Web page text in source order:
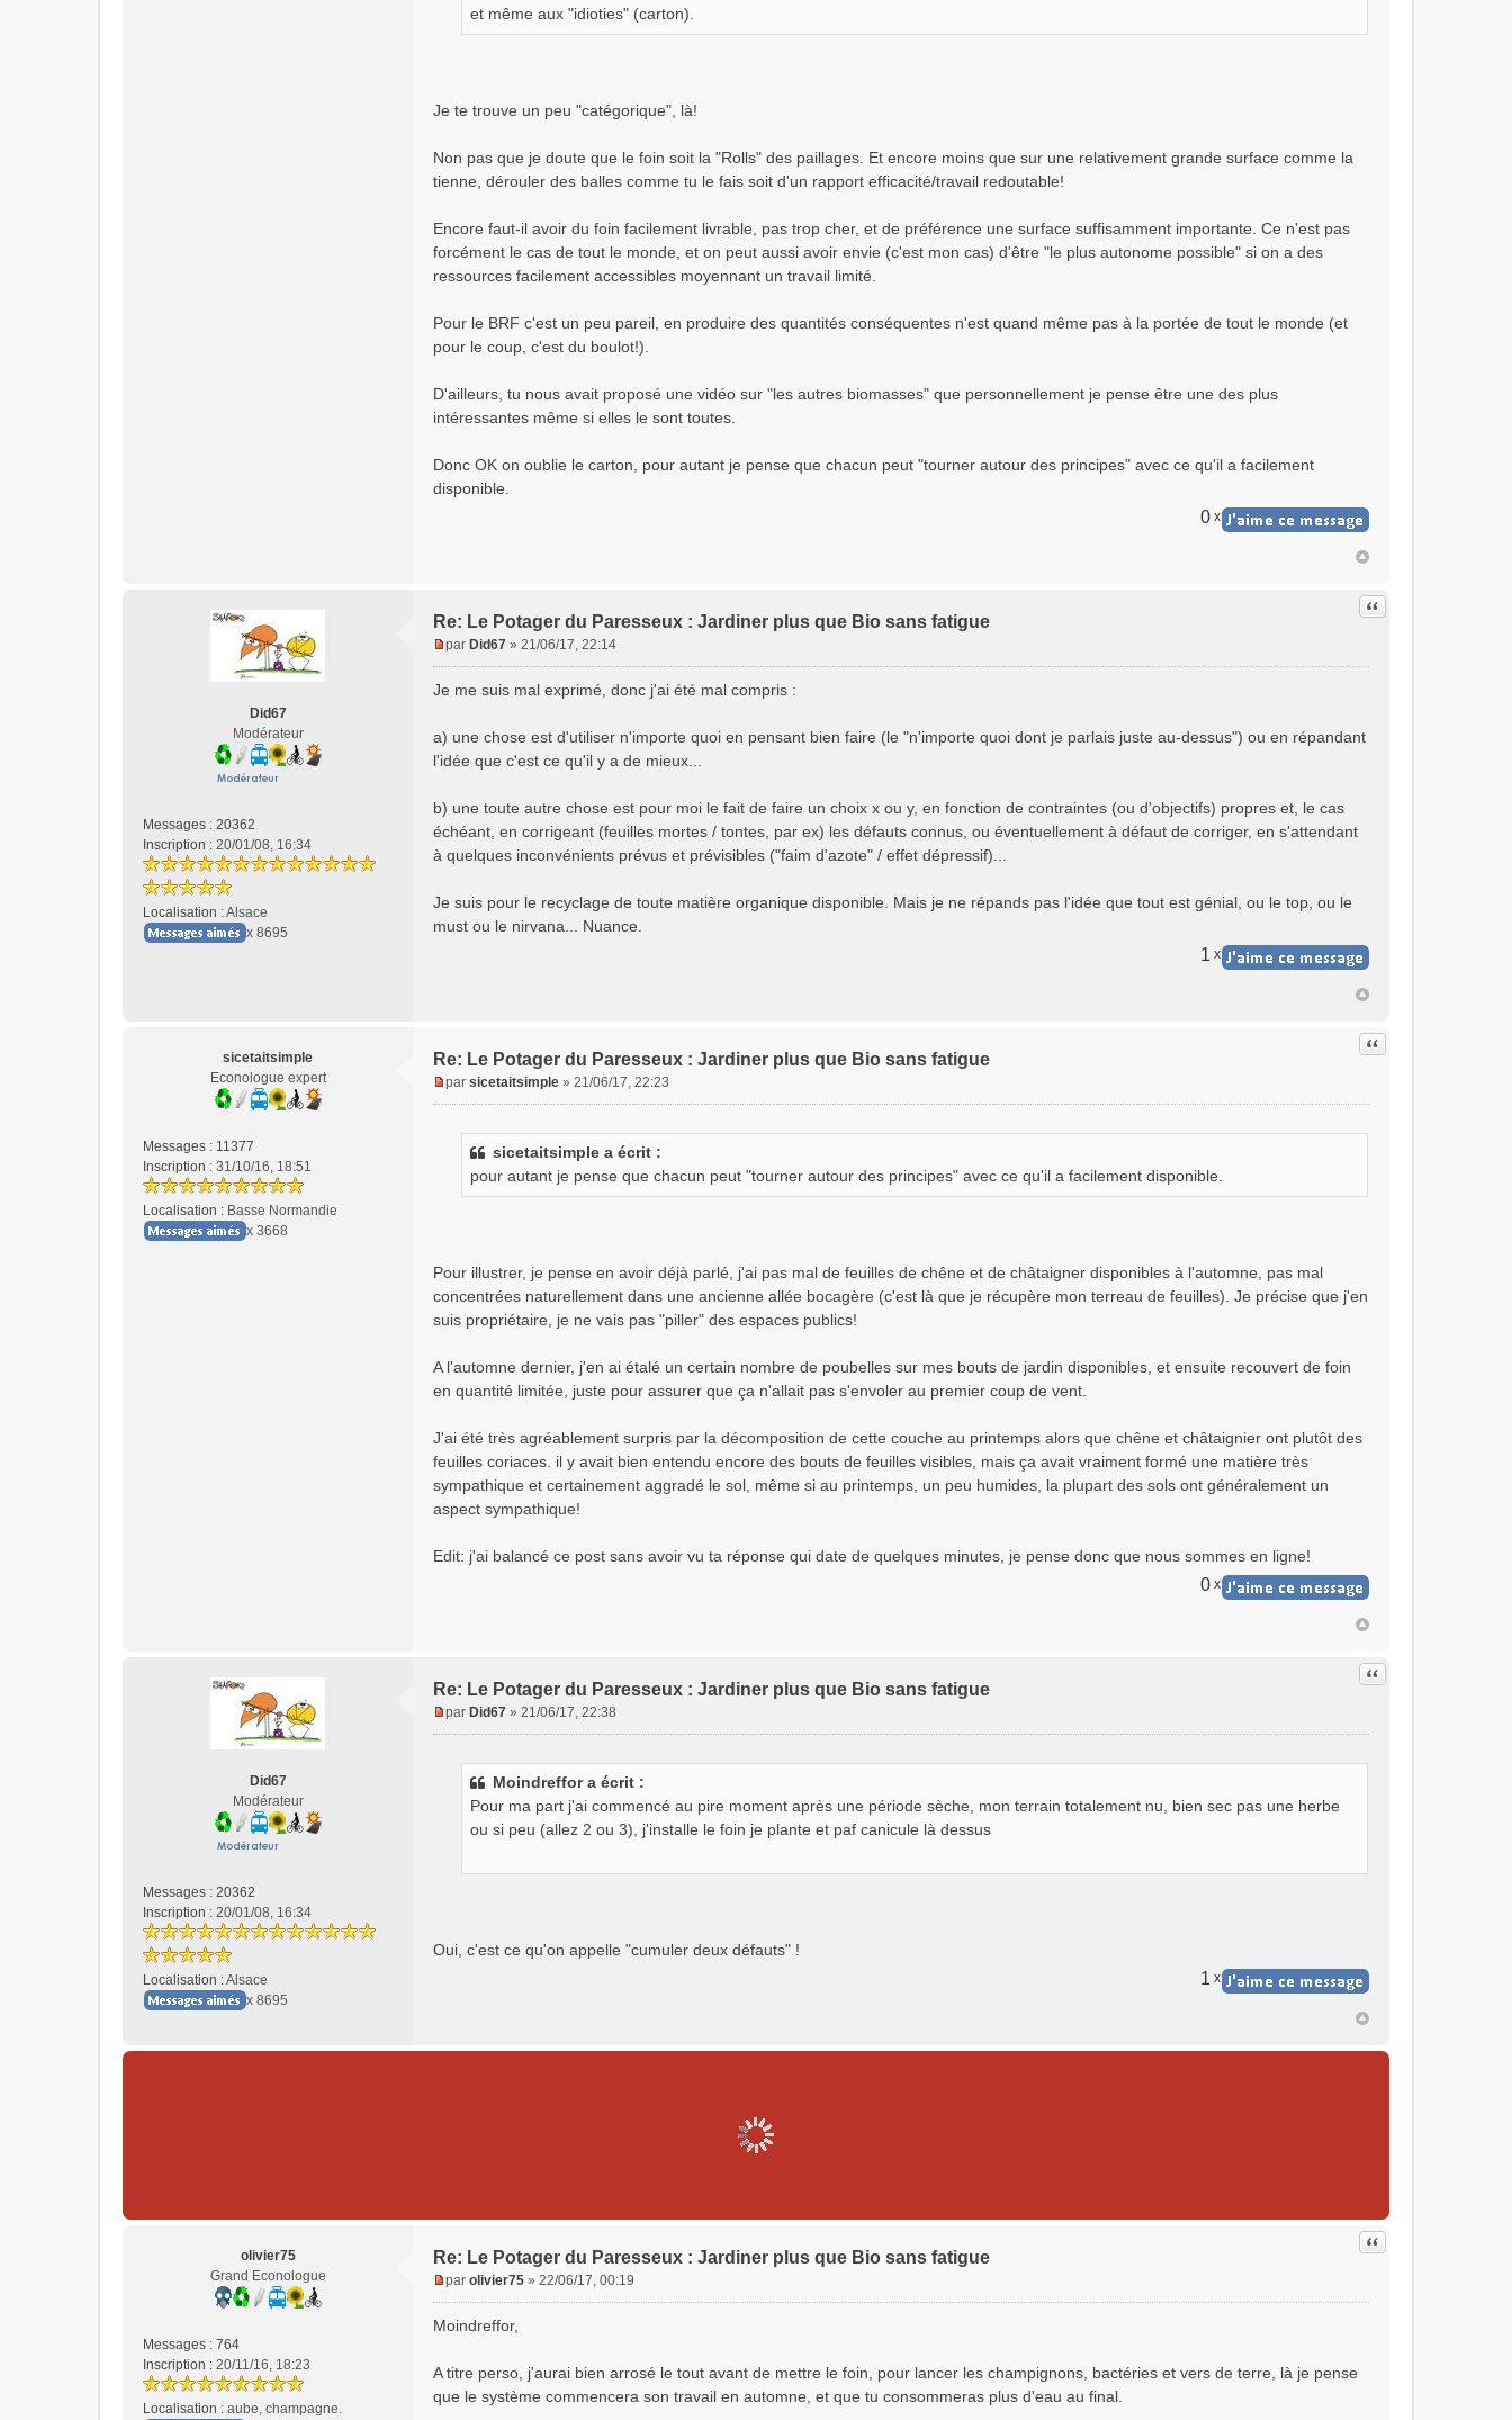
et même aux "idioties" (carton).
Je te trouve un peu "catégorique", là!
Non pas que je doute que le foin soit la "Rolls" des paillages. Et encore moins que sur une relativement grande surface comme la
tienne, dérouler des balles comme tu le fais soit d'un rapport efficacité/travail redoutable!
Encore faut-il avoir du foin facilement livrable, pas trop cher, et de préférence une surface suffisamment importante. Ce n'est pas
forcément le cas de tout le monde, et on peut aussi avoir envie (c'est mon cas) d'être "le plus autonome possible" si on a des
ressources facilement accessibles moyennant un travail limité.
Pour le BRF c'est un peu pareil, en produire des quantités conséquentes n'est quand même pas à la portée de tout le monde (et
pour le coup, c'est du boulot!).
D'ailleurs, tu nous avait proposé une vidéo sur "les autres biomasses" que personnellement je pense être une des plus
intéressantes même si elles le sont toutes.
Donc OK on oublie le carton, pour autant je pense que chacun peut "tourner autour des principes" avec ce qu'il a facilement
disponible.
0 x
Did67
Modérateur
Messages : 20362
Inscription : 20/01/08, 16:34
Localisation :Alsace
x 8695
Re: Le Potager du Paresseux : Jardiner plus que Bio sans fatigue
Citer
s
a
g
n
l
par Did67 » 21/06/17, 22:14
Je me suis mal exprimé, donc j'ai été mal compris :
a) une chose est d'utiliser n'importe quoi en pensant bien faire (le "n'importe quoi dont je parlais juste au-dessus") ou en répandant
l'idée que c'est ce qu'il y a de mieux...
b) une toute autre chose est pour moi le fait de faire un choix x ou y, en fonction de contraintes (ou d'objectifs) propres et, le cas
échéant, en corrigeant (feuilles mortes / tontes, par ex) les défauts connus, ou éventuellement à défaut de corriger, en s'attendant
à quelques inconvénients prévus et prévisibles ("faim d'azote" / effet dépressif)...
Je suis pour le recyclage de toute matière organique disponible. Mais je ne répands pas l'idée que tout est génial, ou le top, ou le
must ou le nirvana... Nuance.
1 x
sicetaitsimple
Econologue expert
Messages : 11377
Inscription : 31/10/16, 18:51
Localisation : Basse Normandie
x 3668
Re: Le Potager du Paresseux : Jardiner plus que Bio sans fatigue
Citer
n
l
u
par sicetaitsimple » 21/06/17, 22:23
sicetaitsimple a écrit :
pour autant je pense que chacun peut "tourner autour des principes" avec ce qu'il a facilement disponible.
Pour illustrer, je pense en avoir déjà parlé, j'ai pas mal de feuilles de chêne et de châtaigner disponibles à l'automne, pas mal
concentrées naturellement dans une ancienne allée bocagère (c'est là que je récupère mon terreau de feuilles). Je précise que j'en
suis propriétaire, je ne vais pas "piller" des espaces publics!
A l'automne dernier, j'en ai étalé un certain nombre de poubelles sur mes bouts de jardin disponibles, et ensuite recouvert de foin
en quantité limitée, juste pour assurer que ça n'allait pas s'envoler au premier coup de vent.
J'ai été très agréablement surpris par la décomposition de cette couche au printemps alors que chêne et châtaignier ont plutôt des
feuilles coriaces. il y avait bien entendu encore des bouts de feuilles visibles, mais ça avait vraiment formé une matière très
sympathique et certainement aggradé le sol, même si au printemps, un peu humides, la plupart des sols ont généralement un
aspect sympathique!
Edit: j'ai balancé ce post sans avoir vu ta réponse qui date de quelques minutes, je pense donc que nous sommes en ligne!
0 x
Did67
Modérateur
Messages : 20362
Inscription : 20/01/08, 16:34
Localisation :Alsace
x 8695
Re: Le Potager du Paresseux : Jardiner plus que Bio sans fatigue
Citer
u
par Did67 » 21/06/17, 22:38
Moindreffor a écrit :
Pour ma part j'ai commencé au pire moment après une période sèche, mon terrain totalement nu, bien sec pas une herbe
ou si peu (allez 2 ou 3), j'installe le foin je plante et paf canicule là dessus
Oui, c'est ce qu'on appelle "cumuler deux défauts" !
1 x
olivier75
Grand Econologue
Messages : 764
Inscription : 20/11/16, 18:23
Localisation : aube, champagne.
Re: Le Potager du Paresseux : Jardiner plus que Bio sans fatigue
Citer
s
a
g
par olivier75 » 22/06/17, 00:19
Moindreffor,
A titre perso, j'aurai bien arrosé le tout avant de mettre le foin, pour lancer les champignons, bactéries et vers de terre, là je pense
que le système commencera son travail en automne, et que tu consommeras plus d'eau au final.